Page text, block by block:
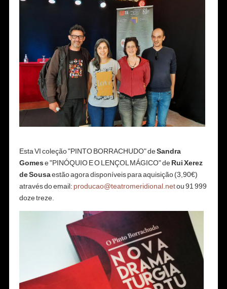
Esta VI coleção"PINTO BORRACHUDO" deSandra
Gomese "PINÓQUIO E O LENÇOL MÁGICO" deRui Xerez
de Sousaestão agora disponíveis para aquisição (3,90€)
através do email: producao@teatromeridional.netou 91 999
doze treze.